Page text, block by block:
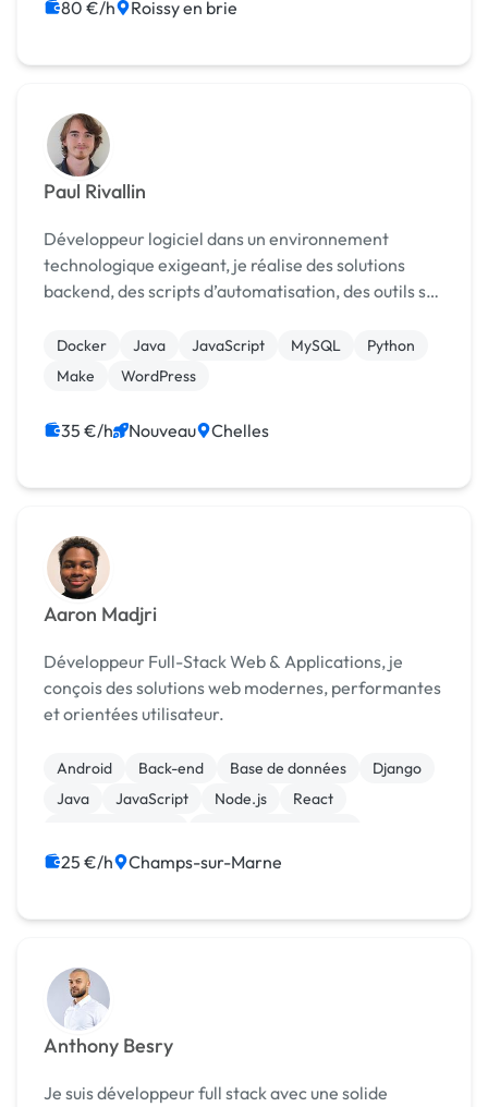
80 €/h Roissy en brie
Paul Rivallin
Développeur logiciel dans un environnement
technologique exigeant, je réalise des solutions
backend, des scripts d’automatisation, des outils sur
Docker Java JavaScript MySQL
Python
Make
WordPress
35 €/h Nouveau Chelles
Aaron Madjri
Développeur Full-Stack Web & Applications, je
conçois des solutions web modernes, performantes
et orientées utilisateur.
Android Back-end Base de données
Django
Java
JavaScript Node.js
React
25 €/h Champs-sur-Marne
Anthony Besry
Je suis développeur full stack avec une solide